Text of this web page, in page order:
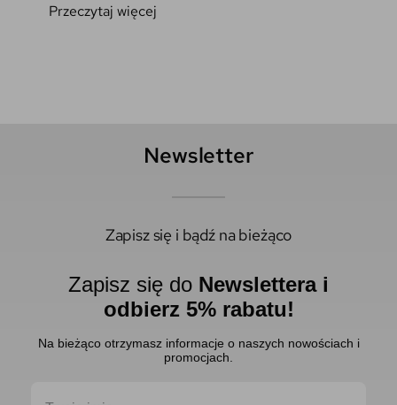
Przeczytaj więcej
Newsletter
Zapisz się i bądź na bieżąco
Zapisz się do Newslettera i
odbierz 5% rabatu!
Na bieżąco otrzymasz informacje o naszych nowościach i
promocjach.